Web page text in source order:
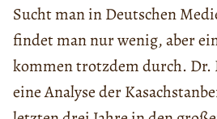
Sucht man in Deutschen
findet man nur wenig, aber
kommen trotzdem durch. Dr.
eine Analyse der